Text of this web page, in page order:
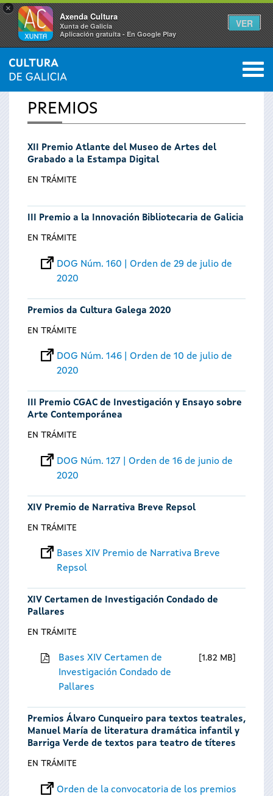
×
Axenda Cultura
Xunta de Galicia
Aplicación gratuíta - En Google Play
VER
Se
encuentra
usted
aquí
INICIO 0
PREMIOS
XII Premio Atlante del Museo de Artes del
Grabado a la Estampa Digital
EN TRÁMITE
III Premio a la Innovación Bibliotecaria de Galicia
EN TRÁMITE
DOG Núm. 160 | Orden de 29 de julio de
2020
Premios da Cultura Galega 2020
EN TRÁMITE
DOG Núm. 146 | Orden de 10 de julio de
2020
III Premio CGAC de Investigación y Ensayo sobre
Arte Contemporánea
EN TRÁMITE
DOG Núm. 127 | Orden de 16 de junio de
2020
XIV Premio de Narrativa Breve Repsol
EN TRÁMITE
Bases XIV Premio de Narrativa Breve
Repsol
XIV Certamen de Investigación Condado de
Pallares
EN TRÁMITE
Bases XIV Certamen de
Investigación Condado de
Pallares
1.82 MB
Premios Álvaro Cunqueiro para textos teatrales,
Manuel María de literatura dramática infantil y
Barriga Verde de textos para teatro de títeres
EN TRÁMITE
Orden de la convocatoria de los premios